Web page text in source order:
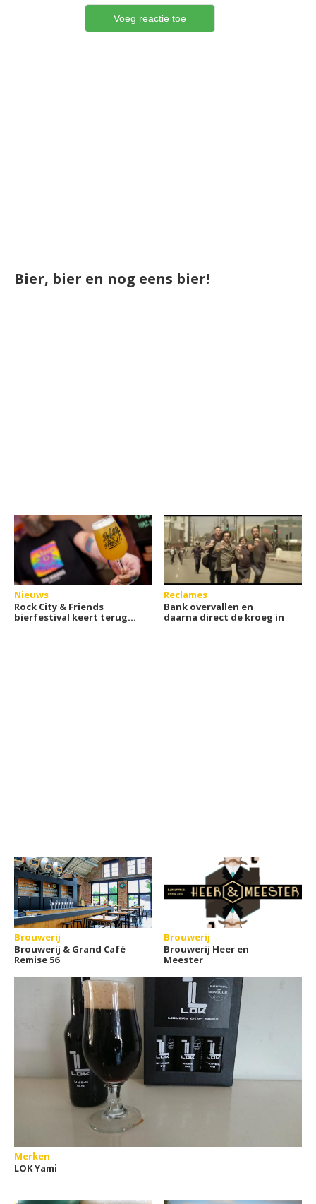
Bier, bier en nog eens bier!
Nieuws
Rock City & Friends
bierfestival keert terug
Reclames
Bank overvallen en
daarna direct de kroeg in
Brouwerij
Brouwerij & Grand Café
Remise 56
Brouwerij
Brouwerij Heer en
Meester
Merken
LOK Yami